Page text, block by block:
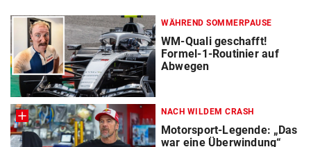
WÄHREND SOMMERPAUSE
WM-Quali geschafft!
Formel-1-Routinier auf
Abwegen
NACH WILDEM CRASH
Motorsport-Legende: „Das
war eine Überwindung“